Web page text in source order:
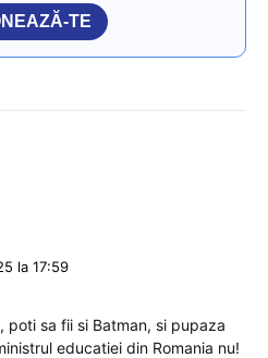
TE
la 17:59
poti sa fii si Batman, si pupaza
educatiei din Romania nu!